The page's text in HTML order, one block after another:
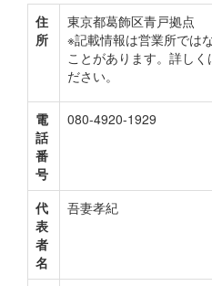
住
所
東京都葛飾区青戸拠点
※記載情報は営業所では
ことがあります。詳しく
ださい。
電
話
番
号
080-4920-1929
代
表
者
名
吾妻孝紀